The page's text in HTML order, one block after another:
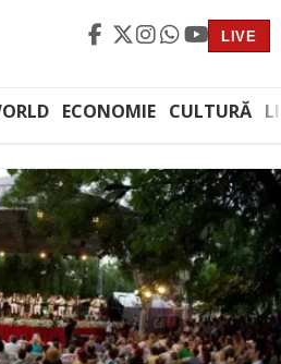
LIVE
ECONOMIE CULTURĂ